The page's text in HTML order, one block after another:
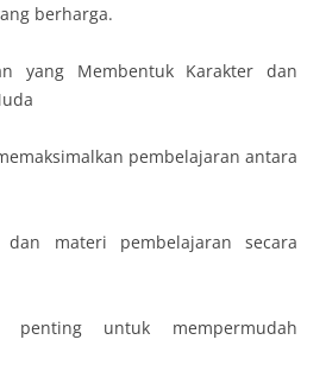
berharga.
yang Membentuk Karakter dan
pembelajaran antara
dan materi pembelajaran secara
penting untuk mempermudah